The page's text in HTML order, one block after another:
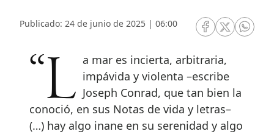
Publicado: 24 de junio de 2025 | 06:00
RRSS Facebook
RRSSRRSS
“La mar es incierta, arbitraria, impávida y violenta –escribe
Joseph Conrad, que tan bien la
conoció, en sus Notas de vida y letras–
(…) hay algo inane en su serenidad y algo